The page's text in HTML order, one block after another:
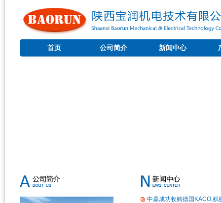
首页 公司简介 新闻中心
中鼎成功收购德国KACO,积